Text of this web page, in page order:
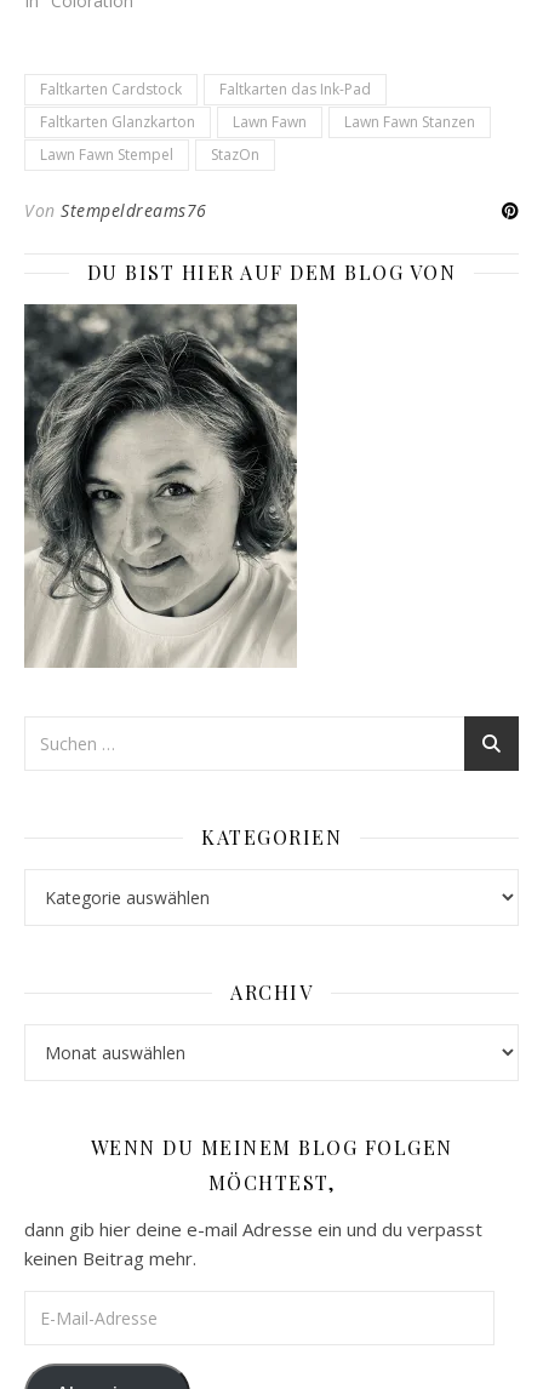
Faltkarten Cardstock
Faltkarten das Ink-Pad
Faltkarten Glanzkarton
Lawn Fawn
Lawn Fawn Stanzen
Lawn Fawn Stempel
StazOn
Von Stempeldreams76
DU BIST HIER AUF DEM BLOG VON
KATEGORIEN
ARCHIV
WENN DU MEINEM BLOG FOLGEN
MÖCHTEST,
dann gib hier deine e-mail Adresse ein und du verpasst
keinen Beitrag mehr.